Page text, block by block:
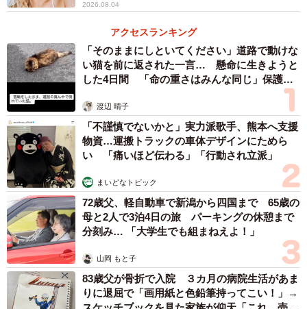
2026.08.04
アクセスランキング
「そのままにしといてください」道路で動けな
い猫を前に返された一言… 懸命に生きようと
した4日間 「命の重さはみんな同じ」保護団
渡辺 晴子
「不謹慎でないかと」実力派歌手、熊本へ支援
物資…運搬トラックの車体デザインにためら
い 「痛いほど伝わる」「行動され立派」
まいどなトピック
72歳父、軽自動車で新潟から四国まで 65歳の
母と2人で3泊4日の旅 パーキングの休憩まで
分刻み… 「大学生でも組まねえよ！」
山岡 もと子
83歳父が骨折で入院 ３カ月の病院生活があま
りに退屈で「画用紙と色鉛筆持ってこい！」→